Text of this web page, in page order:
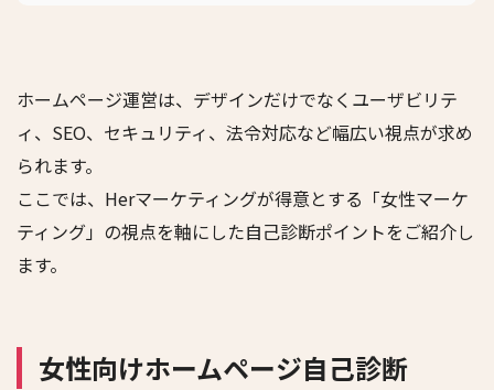
ホームページ運営は、デザインだけでなくユーザビリテ
ィ、SEO、セキュリティ、法令対応など幅広い視点が求め
られます。
ここでは、Herマーケティングが得意とする「女性マーケ
ティング」の視点を軸にした自己診断ポイントをご紹介し
ます。
女性向けホームページ自己診断